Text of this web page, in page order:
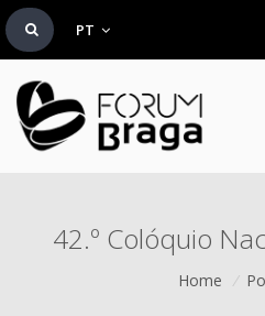
PT
42.º Colóquio
Home /